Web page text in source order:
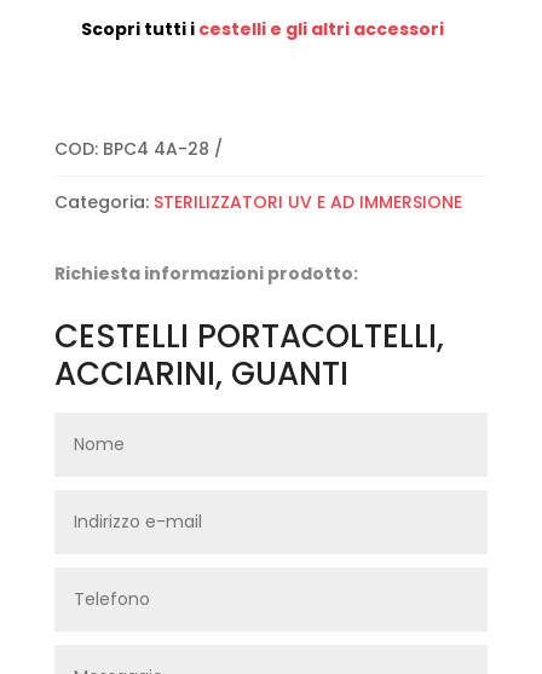
Scopri tutti i cestelli e gli altri accessori
COD: BPC4 4A-28
Categoria: STERILIZZATORI UV E AD IMMERSIONE
Richiesta informazioni prodotto:
CESTELLI PORTACOLTELLI,
ACCIARINI, GUANTI